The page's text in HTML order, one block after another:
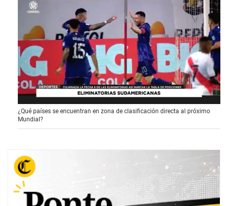
0
s
e
c
d
s
o
1
¿Qué países se encuentran en zona de clasificación directa al próximo
Mundial?